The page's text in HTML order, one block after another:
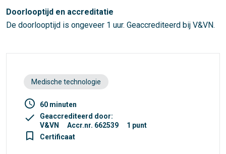
Doorlooptijd en accreditatie
De doorlooptijd is ongeveer 1 uur. Geaccrediteerd bij V&VN.
Medische technologie
access_time 60 minuten
check
Geaccrediteerd door:
V&VN
Accr.nr. 662539 1 punt
turned_in_not Certificaat